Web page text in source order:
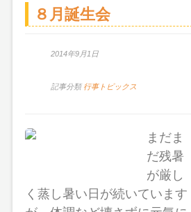
８月誕生会
2014年9月1日
記事分類 行事トピックス
まだま
だ残暑
が厳し
く蒸し暑い日が続いています